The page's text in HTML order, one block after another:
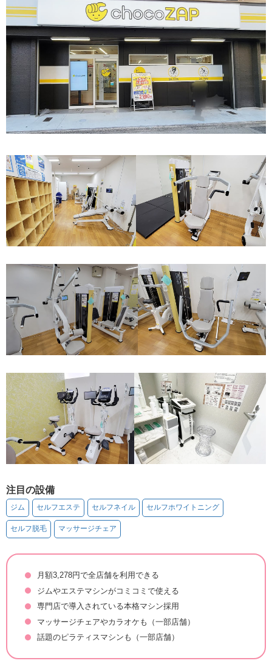
注目の設備
ジム セルフエステ セルフネイル セルフホワイトニング
セルフ脱毛 マッサージチェア
月額3,278円で全店舗を利用できる
ジムやエステマシンがコミコミで使える
専門店で導入されている本格マシン採用
マッサージチェアやカラオケも（一部店舗）
話題のピラティスマシンも（一部店舗）